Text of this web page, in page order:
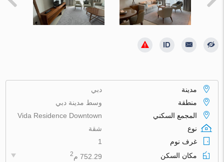
مدينة
دبي
منطقة
وسط مدينة دبي
المجمع السكني
Vida Residence Downtown
نوع
شقة
غرف نوم
1
مكان السكن
752.29 م 2